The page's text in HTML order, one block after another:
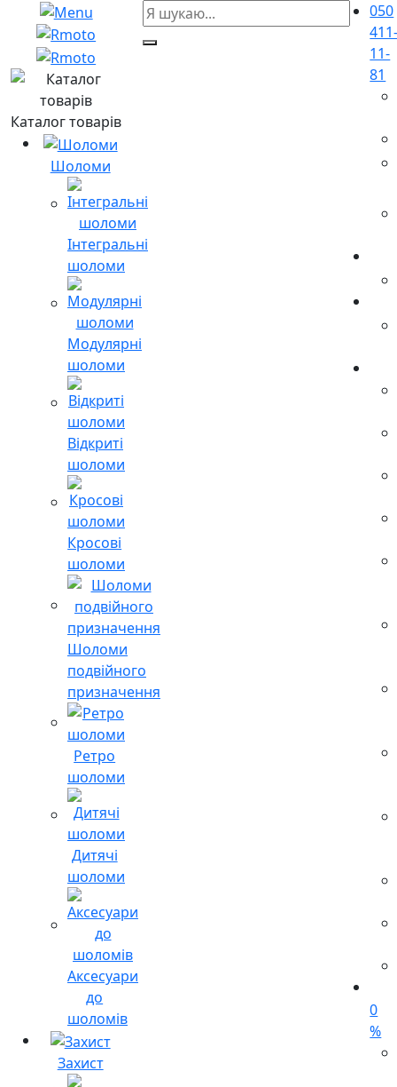
Каталог товарів
Шоломи
Інтегральні
шоломи
Модулярні
шоломи
Відкриті
шоломи
Кросові
шоломи
Шоломи
подвійного
призначення
Ретро
шоломи
Дитячі
шоломи
Аксесуари
до
шоломів
Захист
050
11-
81
0
%